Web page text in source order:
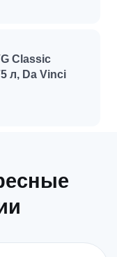
Classic
л, Da Vinci